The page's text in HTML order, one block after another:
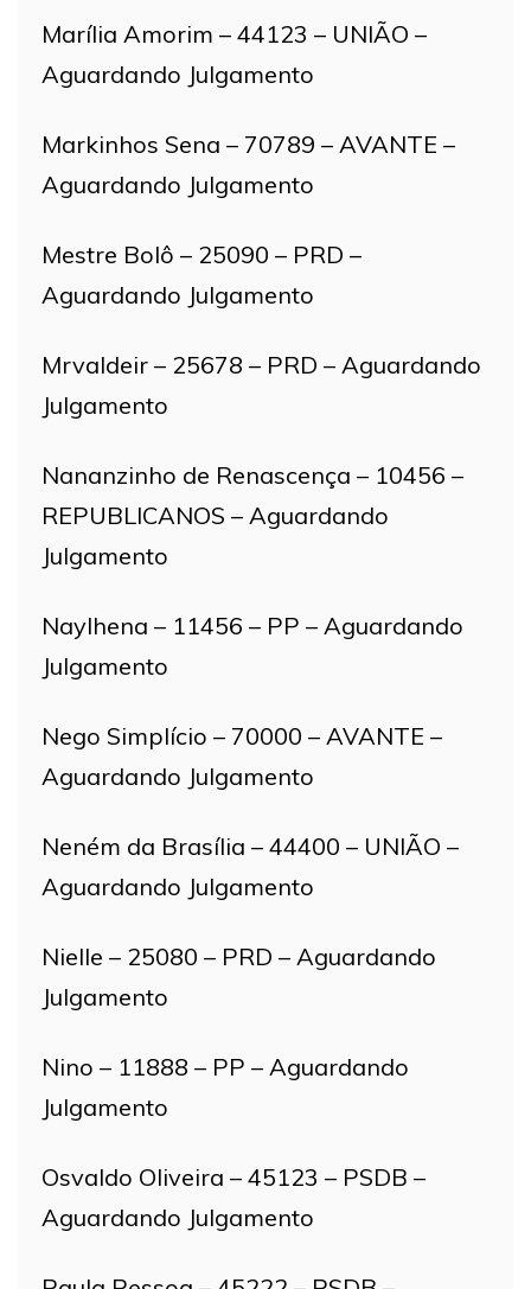
Marília Amorim – 44123 – UNIÃO –
Aguardando Julgamento
Markinhos Sena – 70789 – AVANTE –
Aguardando Julgamento
Mestre Bolô – 25090 – PRD –
Aguardando Julgamento
Mrvaldeir – 25678 – PRD – Aguardando
Julgamento
Nananzinho de Renascença – 10456 –
REPUBLICANOS – Aguardando
Julgamento
Naylhena – 11456 – PP – Aguardando
Julgamento
Nego Simplício – 70000 – AVANTE –
Aguardando Julgamento
Neném da Brasília – 44400 – UNIÃO –
Aguardando Julgamento
Nielle – 25080 – PRD – Aguardando
Julgamento
Nino – 11888 – PP – Aguardando
Julgamento
Osvaldo Oliveira – 45123 – PSDB –
Aguardando Julgamento